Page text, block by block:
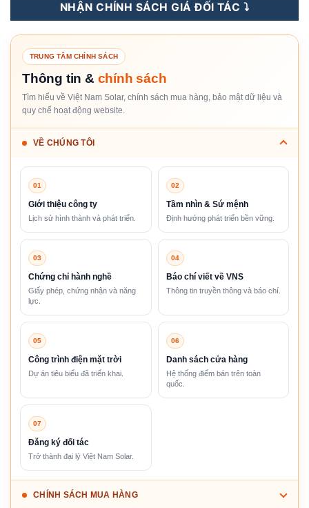
NHẬN CHÍNH SÁCH GIÁ ĐỐI TÁC ⤵️
TRUNG TÂM CHÍNH SÁCH
Thông tin & chính sách
Tìm hiểu về Việt Nam Solar, chính sách mua hàng, bảo mật dữ liệu và
quy chế hoạt động website.
VỀ CHÚNG TÔI
01
Giới thiệu công ty
Lịch sử hình thành và phát triển.
02
Tầm nhìn & Sứ mệnh
Định hướng phát triển bền vững.
03
Chứng chỉ hành nghề
Giấy phép, chứng nhận và năng
lực.
04
Báo chí viết về VNS
Thông tin truyền thông và báo chí.
05
Công trình điện mặt trời
Dự án tiêu biểu đã triển khai.
06
Danh sách cửa hàng
Hệ thống điểm bán trên toàn
quốc.
07
Đăng ký đối tác
Trở thành đại lý Việt Nam Solar.
CHÍNH SÁCH MUA HÀNG